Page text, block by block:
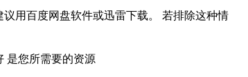
用百度网盘软件或迅雷下载。 若排除这种情
是您所需要的资源